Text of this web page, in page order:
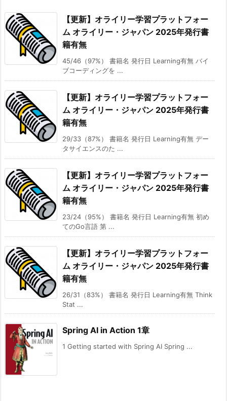
【更新】オライリー学習プラットフォー
ム オライリー・ジャパン 2025年発行書
籍有無
45/46（97%） 書籍名 発行日 Learning有無 バイ
ブコーディングを ...
【更新】オライリー学習プラットフォー
ム オライリー・ジャパン 2025年発行書
籍有無
29/33（87%） 書籍名 発行日 Learning有無 デー
タサイエンスのた ...
【更新】オライリー学習プラットフォー
ム オライリー・ジャパン 2025年発行書
籍有無
23/24（95%） 書籍名 発行日 Learning有無 初め
てのGo言語 第 ...
【更新】オライリー学習プラットフォー
ム オライリー・ジャパン 2025年発行書
籍有無
26/31（83%） 書籍名 発行日 Learning有無 Think
Stat ...
Spring AI in Action 1章
1 Getting started with Spring AI Spring ...